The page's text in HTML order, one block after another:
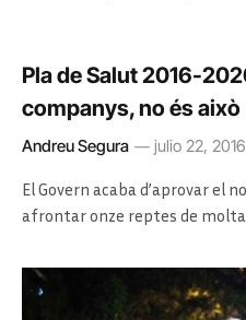
Pla de Salut 2016-
companys, no és això
Andreu Segura julio 22, 2016
El Govern acaba d’aprovar el
afrontar onze reptes de molta